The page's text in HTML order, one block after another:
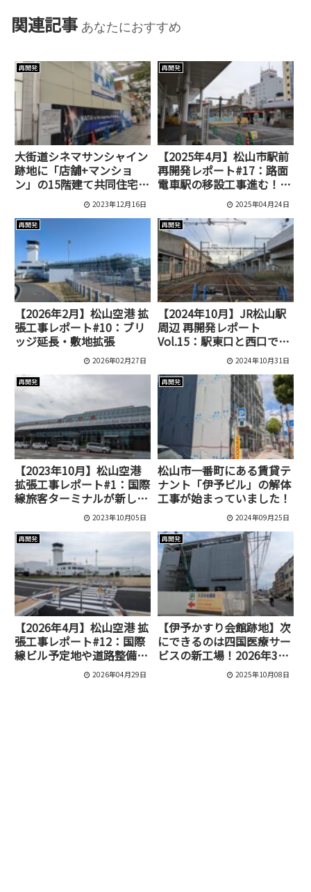
関連記事 あなたにおすすめ
再開発
大街道シネマサンシャイン
跡地に「店舗+マンショ
ン」の15階建て共同住宅が
できるみたい！ 2023年12月16日
再開発
【2025年4月】松山市駅前
再開発レポート#17：路面
電車駅の移設工事進む！駅
前広場・花園通りの最新状
2025年04月24日
再開発
【2026年2月】松山空港 拡
張工事レポート#10：ブリ
ッジ延長・敷地拡張
2026年02月27日
再開発
【2024年10月】JR松山駅
周辺 再開発レポート
Vol.15：駅東口と西口でマ
ンション計画が始動！
2024年10月31日
再開発
【2023年10月】松山空港
拡張工事レポート#1：国際
線旅客ターミナルが新しく
2023年10月05日
再開発
松山市一番町にある賃貸テ
ナント「伊予ビル」の解体
工事が始まっていました！
2024年09月25日
再開発
【2026年4月】松山空港 拡
張工事レポート#12：国際
線ビル予定地や道路整備の
2026年04月29日
再開発
【伊予かすり会館跡地】次
にできるのは四国医療サー
ビスの新工場！2026年3月
末完成予定【松山市久万ノ
2025年10月08日